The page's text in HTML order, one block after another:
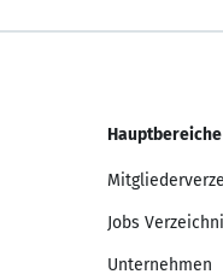
Hauptbereiche
Jobs
Unternehmen